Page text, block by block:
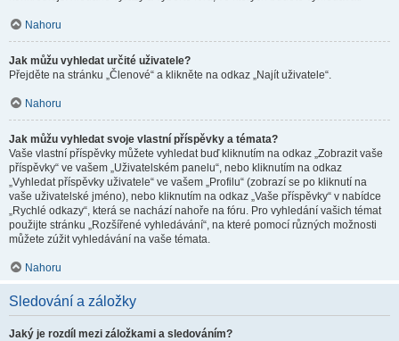
Nahoru
Jak můžu vyhledat určité uživatele?
Přejděte na stránku „Členové“ a klikněte na odkaz „Najít uživatele“.
Nahoru
Jak můžu vyhledat svoje vlastní příspěvky a témata?
Vaše vlastní příspěvky můžete vyhledat buď kliknutím na odkaz „Zobrazit vaše
příspěvky“ ve vašem „Uživatelském panelu“, nebo kliknutím na odkaz
„Vyhledat příspěvky uživatele“ ve vašem „Profilu“ (zobrazí se po kliknutí na
vaše uživatelské jméno), nebo kliknutím na odkaz „Vaše příspěvky“ v nabídce
„Rychlé odkazy“, která se nachází nahoře na fóru. Pro vyhledání vašich témat
použijte stránku „Rozšířené vyhledávání“, na které pomocí různých možnosti
můžete zúžit vyhledávání na vaše témata.
Nahoru
Sledování a záložky
Jaký je rozdíl mezi záložkami a sledováním?